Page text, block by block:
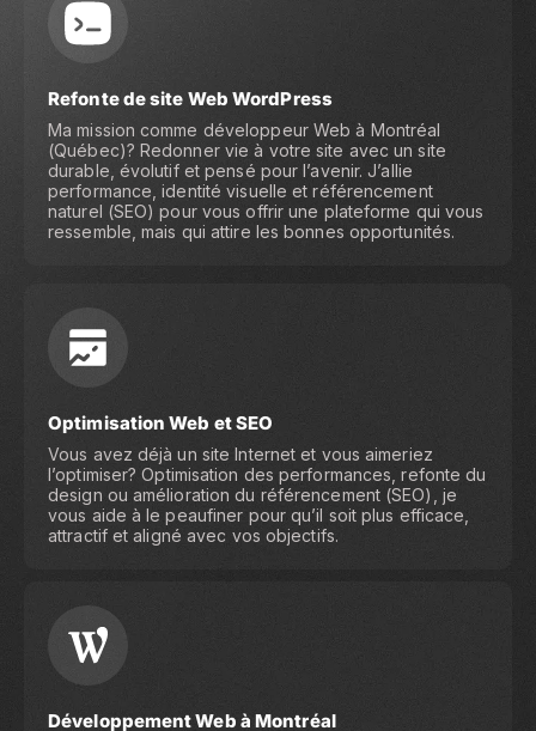
Refonte de site Web WordPress
Ma mission comme développeur Web à Montréal
(Québec)? Redonner vie à votre site avec un site
durable, évolutif et pensé pour l’avenir. J’allie
performance, identité visuelle et référencement
naturel (SEO) pour vous offrir une plateforme qui vous
ressemble, mais qui attire les bonnes opportunités.
Optimisation Web et SEO
Vous avez déjà un site Internet et vous aimeriez
l’optimiser? Optimisation des performances, refonte du
design ou amélioration du référencement (SEO), je
vous aide à le peaufiner pour qu’il soit plus efficace,
attractif et aligné avec vos objectifs.
Développement Web à Montréal